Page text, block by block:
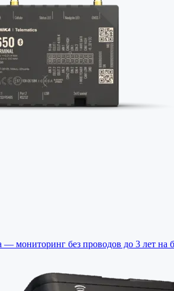
мониторинг без проводов до 3 лет на